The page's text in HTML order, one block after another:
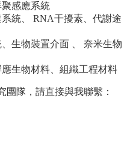
感應系統
統、 RNA干擾素、代謝途
生物裝置介面 、 奈米生物
生物材料、組織工程材料
團隊，請直接與我聯繫：